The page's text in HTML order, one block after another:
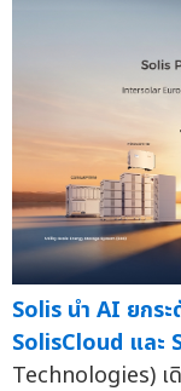
Solis นำ AI ยกร
SolisCloud และ
Technologies) เ